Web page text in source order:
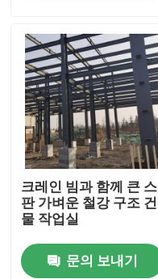
품질 관리
인용문을 요구하세요
철골 구조물 저장소
철골 구조물 워크샵
가벼운 철골 구조물
크레인 빔과 함께 큰 스
판 가벼운 철강 구조 건
물 작업실
문의 보내기